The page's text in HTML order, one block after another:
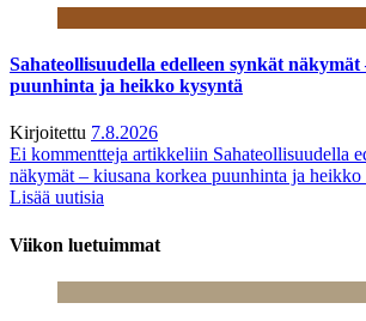
Sahateollisuudella edelleen synkät
puunhinta ja heikko kysyntä
Kirjoitettu 7.8.2026
Ei kommentteja artikkeliin Sahateollisuudella
näkymät – kiusana korkea puunhinta ja heikko
Lisää uutisia
Viikon luetuimmat